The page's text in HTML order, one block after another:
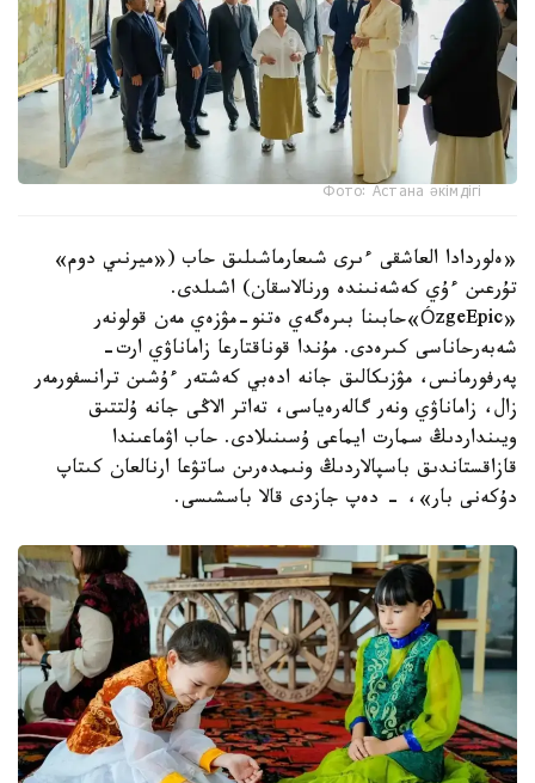
Фото: Астана әкімдігі
«ەلوردادا العاشقى ءىرى شىعارماشىلىق حاب («ميرنىي دوم»
تۇرعىن ءۇي كەشەنىندە ورنالاسقان) اشىلدى.
«ÓzgeEpic»حابىنا بىرەگەي ەتنو-مۋزەي مەن قولونەر
شەبەرحاناسى كىرەدى. مۇندا قوناقتارعا زاماناۋي ارت-
پەرفورمانس، مۋزىكالىق جانە ادەبي كەشتەر ءۇشىن ترانسفورمەر
زال، زاماناۋي ونەر گالەرەياسى، تەاتر الاڭى جانە ۇلتتىق
ويىنداردىڭ سمارت ايماعى ۇسىنىلادى. حاب اۋماعىندا
قازاقستاندىق باسپالاردىڭ ونىمدەرىن ساتۋعا ارنالعان كىتاپ
دۇكەنى بار»، - دەپ جازدى قالا باسشىسى.